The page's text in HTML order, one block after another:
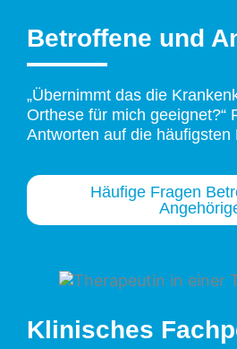
Betroffene und
„Übernimmt das die
Orthese für mich geeignet?“
Antworten auf die häufigsten
Häufige Fragen
Klinisches